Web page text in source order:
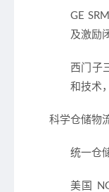
GE
及激励
西门子
和技术
科学仓储物
统一仓
美国